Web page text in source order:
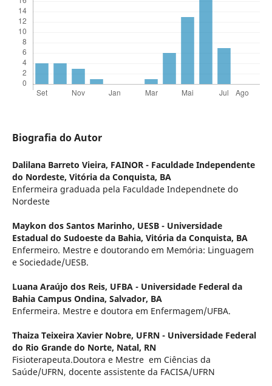
Biografia do Autor
Dalilana Barreto Vieira, FAINOR - Faculdade Independente
do Nordeste, Vitória da Conquista, BA
Enfermeira graduada pela Faculdade Independnete do
Nordeste
Maykon dos Santos Marinho, UESB - Universidade
Estadual do Sudoeste da Bahia, Vitória da Conquista, BA
Enfermeiro. Mestre e doutorando em Memória: Linguagem
e Sociedade/UESB.
Luana Araújo dos Reis, UFBA - Universidade Federal da
Bahia Campus Ondina, Salvador, BA
Enfermeira. Mestre e doutora em Enfermagem/UFBA.
Thaiza Teixeira Xavier Nobre, UFRN - Universidade Federal
do Rio Grande do Norte, Natal, RN
Fisioterapeuta.Doutora e Mestre em Ciências da
Saúde/UFRN, docente assistente da FACISA/UFRN